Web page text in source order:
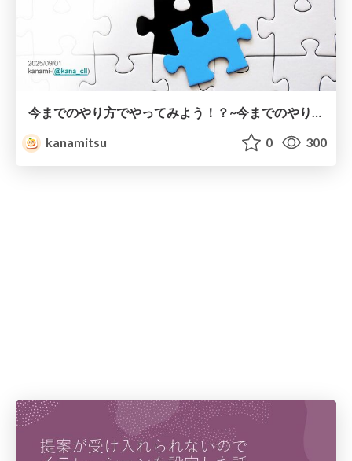
今までのやり方でやってみよう！？~今までのやり方でやってみよう！？~
kanamitsu
0 300